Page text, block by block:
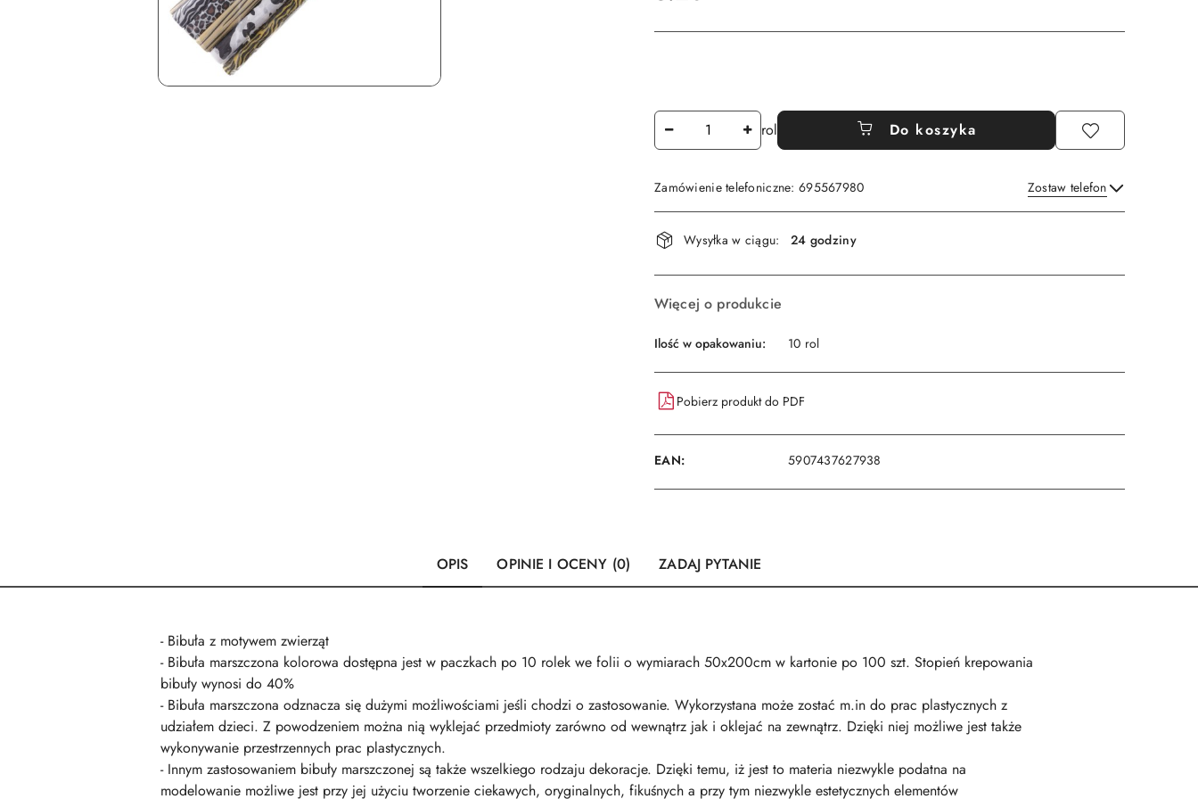
Ilość rol Do koszyka
Zamówienie telefoniczne: 695567980 Zostaw telefon
Wyślij
Dostępność
i
dostawa
Wysyłka w ciągu: 24 godziny
Więcej o produkcie
Ilość w opakowaniu: 10 rol
Pobierz produkt do PDF
EAN: 5907437627938
OPIS OPINIE I OCENY (0) ZADAJ PYTANIE
- Bibuła z motywem zwierząt
- Bibuła marszczona kolorowa dostępna jest w paczkach po 10 rolek we folii o wymiarach 50x200cm w kartonie po 100 szt. Stopień krepowania
bibuły wynosi do 40%
- Bibuła marszczona odznacza się dużymi możliwościami jeśli chodzi o zastosowanie. Wykorzystana może zostać m.in do prac plastycznych z
udziałem dzieci. Z powodzeniem można nią wyklejać przedmioty zarówno od wewnątrz jak i oklejać na zewnątrz. Dzięki niej możliwe jest także
wykonywanie przestrzennych prac plastycznych.
- Innym zastosowaniem bibuły marszczonej są także wszelkiego rodzaju dekoracje. Dzięki temu, iż jest to materia niezwykle podatna na
modelowanie możliwe jest przy jej użyciu tworzenie ciekawych, oryginalnych, fikuśnych a przy tym niezwykle estetycznych elementów